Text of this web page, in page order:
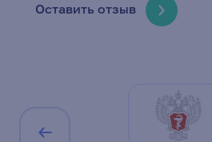
Оставить отзыв